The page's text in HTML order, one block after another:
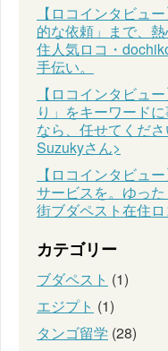
【ロコインタビュ
的な依頼」まで、
住人気ロコ・
手伝い。
【ロコインタビュ
り」をキーワード
なら、任せてくだ
Suzukyさん>
【ロコインタビュ
サービスを。ゆっ
街ブダペスト在住
カテゴリー
ブダペスト (1)
エジプト (1)
タンゴ留学 (28)